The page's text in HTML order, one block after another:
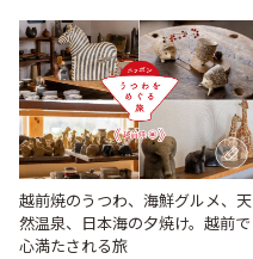
越前焼のうつわ、海鮮グルメ、天
然温泉、日本海の夕焼け。越前で
心満たされる旅